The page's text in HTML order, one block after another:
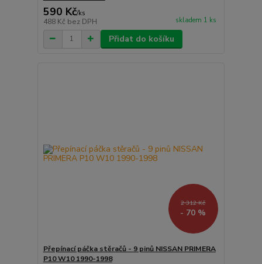
590 Kč/ks
488 Kč bez DPH skladem 1 ks
Přidat do košíku
2 312 Kč
- 70 %
Přepínací páčka stěračů - 9 pinů NISSAN PRIMERA
P10 W10 1990-1998